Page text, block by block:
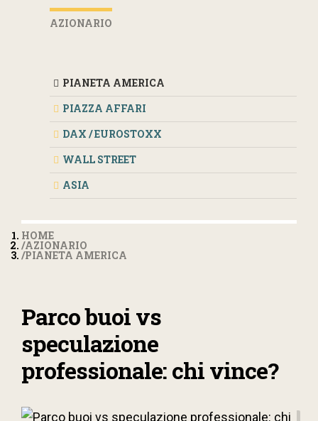
AZIONARIO
PIANETA AMERICA
PIAZZA AFFARI
DAX / EUROSTOXX
WALL STREET
ASIA
HOME
AZIONARIO
PIANETA AMERICA
Parco buoi vs
speculazione
professionale: chi vince?